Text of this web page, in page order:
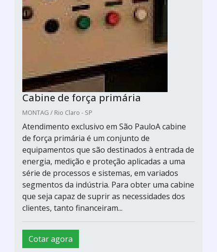
Cabine de força primária
MONTAG / Rio Claro - SP
Atendimento exclusivo em São PauloA cabine
de força primária é um conjunto de
equipamentos que são destinados à entrada de
energia, medição e proteção aplicadas a uma
série de processos e sistemas, em variados
segmentos da indústria. Para obter uma cabine
que seja capaz de suprir as necessidades dos
clientes, tanto financeiram...
Cotar agora